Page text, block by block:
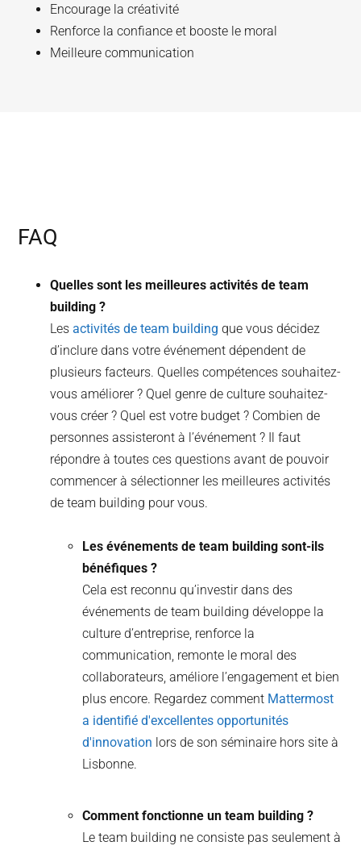
Encourage la créativité
Renforce la confiance et booste le moral
Meilleure communication
FAQ
Quelles sont les meilleures activités de team
building ?
Lesactivités de team building que vous décidez
d’inclure dans votre événement dépendent de
plusieurs facteurs. Quelles compétences souhaitez-
vous améliorer ? Quel genre de culture souhaitez-
vous créer ? Quel est votre budget ? Combien de
personnes assisteront à l’événement ? Il faut
répondre à toutes ces questions avant de pouvoir
commencer à sélectionner les meilleures activités
de team building pour vous.
Les événements de team building sont-ils
bénéfiques ?
Cela est reconnu qu’investir dans des
événements de team building développe la
culture d’entreprise, renforce la
communication, remonte le moral des
collaborateurs, améliore l’engagement et bien
plus encore. Regardez comment Mattermost
a identifié d'excellentes opportunités
d'innovation lors de son séminaire hors site à
Lisbonne.
Comment fonctionne un team building ?
Le team building ne consiste pas seulement à